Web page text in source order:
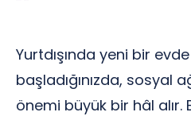
Yurtdışında yeni bir
başladığınızda, sosyal
önemi büyük bir hâl alır.